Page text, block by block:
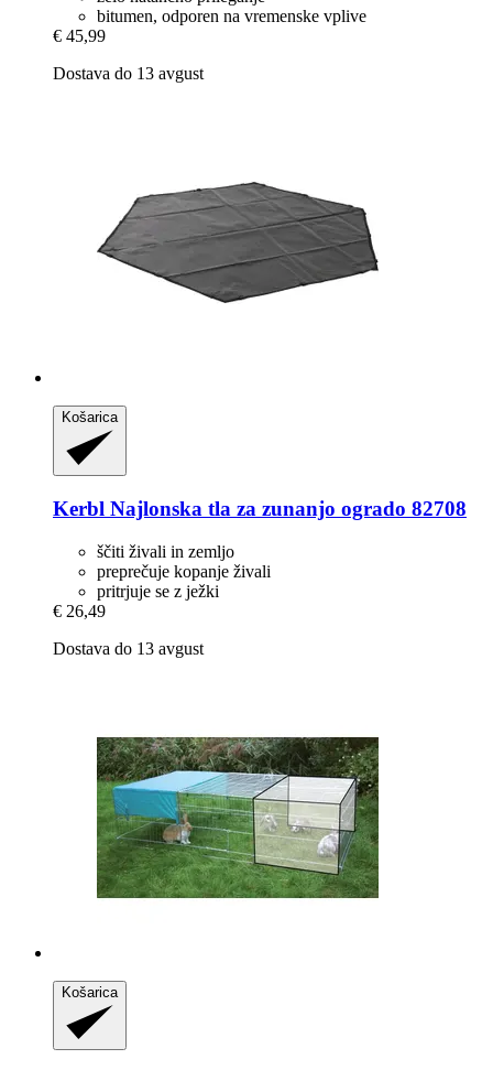
bitumen, odporen na vremenske vplive
€ 45,99
Dostava do 13 avgust
Košarica
Kerbl Najlonska tla za zunanjo ogrado 82708
ščiti živali in zemljo
preprečuje kopanje živali
pritrjuje se z ježki
€ 26,49
Dostava do 13 avgust
Košarica